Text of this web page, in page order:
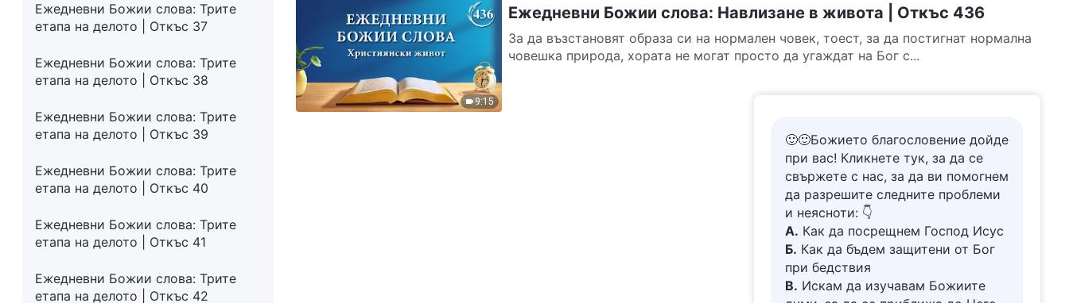
Ежедневни Божии слова: Трите
етапа на делото | Откъс 37
Ежедневни Божии слова: Трите
етапа на делото | Откъс 38
Ежедневни Божии слова: Трите
етапа на делото | Откъс 39
Ежедневни Божии слова: Трите
етапа на делото | Откъс 40
Ежедневни Божии слова: Трите
етапа на делото | Откъс 41
Ежедневни Божии слова: Трите
етапа на делото | Откъс 42
9:15
Ежедневни Божии слова: Навлизане в живота | Откъс 436
За да възстановят образа си на нормален човек, тоест, за да постигнат нормална
човешка природа, хората не могат просто да угаждат на Бог с...
🙂🙂Божието благословение дойде
при вас! Кликнете тук, за да се
свържете с нас, за да ви помогнем
да разрешите следните проблеми
и неясноти: 👇
А. Как да посрещнем Господ Исус
Б. Как да бъдем защитени от Бог
при бедствия
В. Искам да изучавам Божиите